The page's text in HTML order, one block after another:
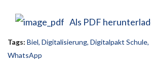
Als PDF
Tags: Biel, Digitalisierung, Digitalpakt Schule,
WhatsApp